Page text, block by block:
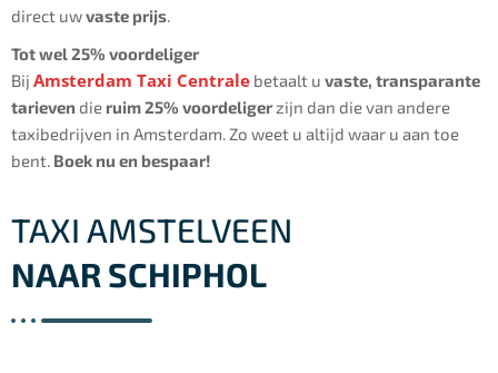
direct uwvaste prijs.
Tot wel 25% voordeliger
Bij Amsterdam Taxi Centrale betaalt u vaste, transparante
tarieven die ruim 25% voordeligerzijn dan die van andere
taxibedrijven in Amsterdam. Zo weet u altijd waar u aan toe
bent. Boek nu en bespaar!
TAXI AMSTELVEEN
NAAR SCHIPHOL